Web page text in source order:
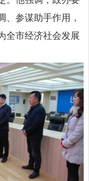
、参谋助手作用，
全市经济社会发展